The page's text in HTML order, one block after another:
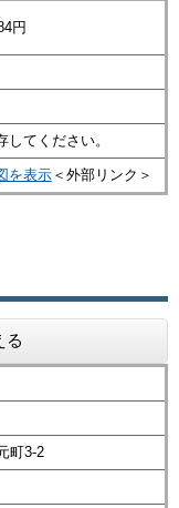
円
てください。
を表示＜外部リンク＞
る
町3-2